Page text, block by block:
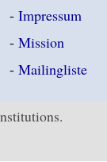
-Impressum
-Mission
-Mailingliste